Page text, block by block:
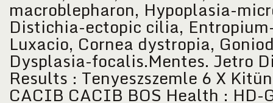
macroblepharon, Hypoplasia-
Distichia-ectopic cilia,
Luxacio, Cornea dystropia,
Dysplasia-focalis.Mentes. Jetro
Results : Tenyeszszemle 6 X
CACIB CACIB BOS Health : HD-